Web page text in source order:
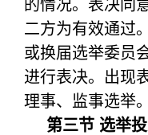
的情况。表决同
二方为有效通过
或换届选举委员
进行表决。出现
理事、监事选举。
第三节 选举